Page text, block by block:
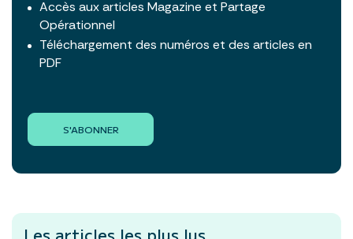
Accès aux articles Magazine et Partage
Opérationnel
Téléchargement des numéros et des articles en
PDF
S'ABONNER